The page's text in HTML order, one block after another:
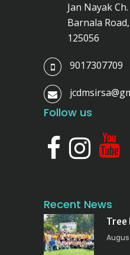
Jan Nayak
Barnala Road,
125056
9017307709
Follow us
Recent News
Tree